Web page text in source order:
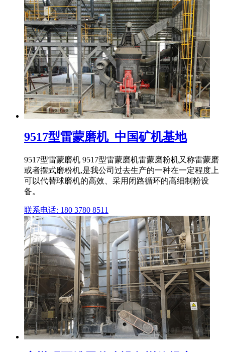
9517型雷蒙磨机_中国矿机基地
9517型雷蒙磨机 9517型雷蒙磨机雷蒙磨粉机又称雷蒙磨
或者摆式磨粉机,是我公司过去生产的一种在一定程度上
可以代替球磨机的高效、采用闭路循环的高细制粉设
备。
联系电话: 180 3780 8511